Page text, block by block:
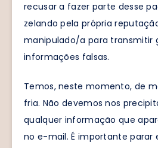
recusar a fazer parte desse
zelando pela própria
manipulado/a para transmitir
informações falsas.
Temos, neste momento, de
fria. Não devemos nos
qualquer informação que
no e-mail. É importante parar